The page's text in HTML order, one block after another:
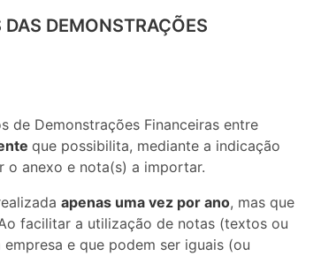
DEMONSTRAÇÕES
de Demonstrações Financeiras entre
que possibilita, mediante a indicação
o anexo e nota(s) a importar.
apenas uma vez por ano, mas que
facilitar a utilização de notas (textos ou
e que podem ser iguais (ou